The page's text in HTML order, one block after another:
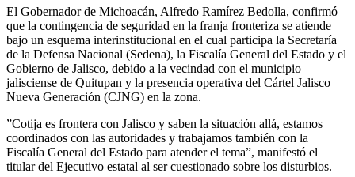
El Gobernador de Michoacán, Alfredo Ramírez Bedolla, confirmó
que la contingencia de seguridad en la franja fronteriza se atiende
bajo un esquema interinstitucional en el cual participa la Secretaría
de la Defensa Nacional (Sedena), la Fiscalía General del Estado y el
Gobierno de Jalisco, debido a la vecindad con el municipio
jalisciense de Quitupan y la presencia operativa del Cártel Jalisco
Nueva Generación (CJNG) en la zona.
”Cotija es frontera con Jalisco y saben la situación allá, estamos
coordinados con las autoridades y trabajamos también con la
Fiscalía General del Estado para atender el tema”, manifestó el
titular del Ejecutivo estatal al ser cuestionado sobre los disturbios.